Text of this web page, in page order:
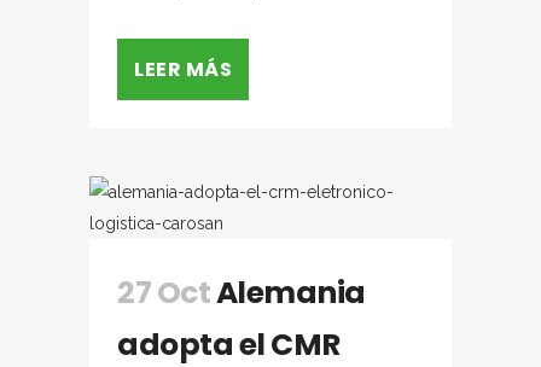
LEER MÁS
27 OctAlemania
adopta el CMR